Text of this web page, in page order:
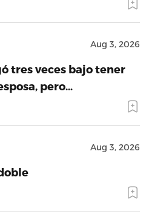
Aug 3, 2026
tres veces bajo tener
pero…
Aug 3, 2026